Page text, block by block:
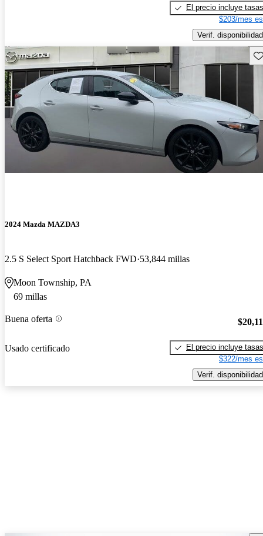
El precio incluye tasas
$203/mes
Verif. disponibilidad
2024 Mazda MAZDA3
2.5 S Select Sport Hatchback FWD 53,844 millas
Moon Township, PA
69 millas
Buena oferta
Usado certificado
El precio incluye tasas
$322/mes
Verif. disponibilidad